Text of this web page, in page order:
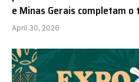
e Minas Gerais completam o
April 30, 2026